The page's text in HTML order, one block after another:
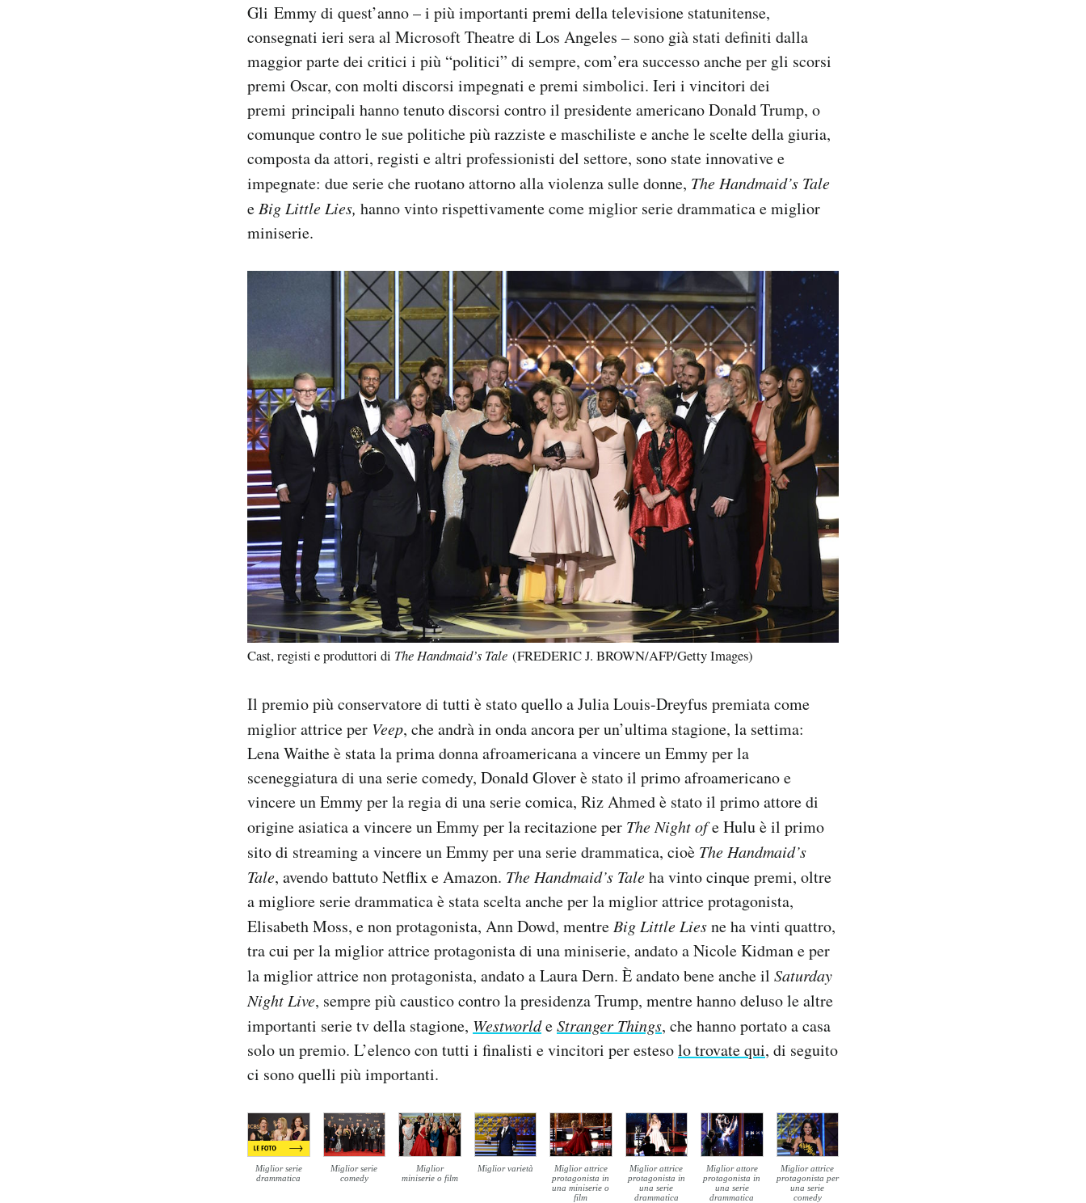
Gli Emmy di quest’anno – i più importanti premi della televisione statunitense,
consegnati ieri sera al Microsoft Theatre di Los Angeles – sono già stati definiti dalla
maggior parte dei critici i più “politici” di sempre, com’era successo anche per gli scorsi
premi Oscar, con molti discorsi impegnati e premi simbolici. Ieri i vincitori dei
premi principali hanno tenuto discorsi contro il presidente americano Donald Trump, o
comunque contro le sue politiche più razziste e maschiliste e anche le scelte della giuria,
composta da attori, registi e altri professionisti del settore, sono state innovative e
impegnate: due serie che ruotano attorno alla violenza sulle donne, The Handmaid’s Tale
e Big Little Lies, hanno vinto rispettivamente come miglior serie drammatica e miglior
miniserie.
Cast, registi e produttori di The Handmaid’s Tale (FREDERIC J. BROWN/AFP/Getty Images)
Il premio più conservatore di tutti è stato quello a Julia Louis-Dreyfus premiata come
miglior attrice per Veep, che andrà in onda ancora per un’ultima stagione, la settima:
Lena Waithe è stata la prima donna afroamericana a vincere un Emmy per la
sceneggiatura di una serie comedy, Donald Glover è stato il primo afroamericano e
vincere un Emmy per la regia di una serie comica, Riz Ahmed è stato il primo attore di
origine asiatica a vincere un Emmy per la recitazione per The Night ofe Hulu è il primo
sito di streaming a vincere un Emmy per una serie drammatica, cioè The Handmaid’s
Tale, avendo battuto Netflix e Amazon. The Handmaid’s Taleha vinto cinque premi, oltre
a migliore serie drammatica è stata scelta anche per la miglior attrice protagonista,
Elisabeth Moss, e non protagonista, Ann Dowd, mentre Big Little Liesne ha vinti quattro,
tra cui per la miglior attrice protagonista di una miniserie, andato a Nicole Kidman e per
la miglior attrice non protagonista, andato a Laura Dern. È andato bene anche il Saturday
Night Live, sempre più caustico contro la presidenza Trump, mentre hanno deluso le altre
importanti serie tv della stagione, WestworldeStranger Things, che hanno portato a casa
solo un premio. L’elenco con tutti i finalisti e vincitori per estesolo trovate qui, di seguito
ci sono quelli più importanti.
Miglior serie
drammatica
Miglior serie
comedy
Miglior
miniserie o film
Miglior varietà
Miglior attrice
protagonista in
una miniserie o
film
Miglior attrice
protagonista in
una serie
drammatica
Miglior attore
protagonista in
una serie
drammatica
Miglior attrice
protagonista per
una serie
comedy